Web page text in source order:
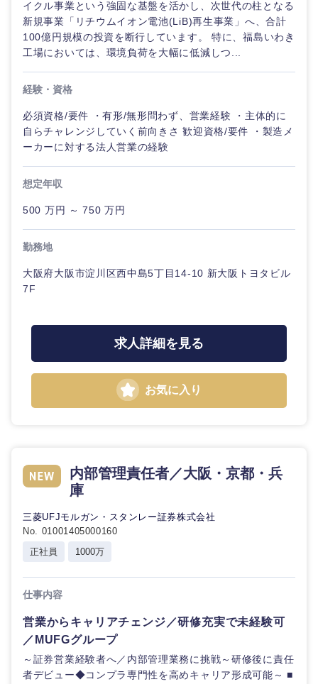
イクル事業という強固な基盤を活かし、次世代の柱となる
新規事業「リチウムイオン電池(LiB)再生事業」へ、合計
100億円規模の投資を断行しています。 特に、福島いわき
工場においては、環境負荷を大幅に低減しつ...
経験・資格
必須資格/要件 ・有形/無形問わず、営業経験 ・主体的に
自らチャレンジしていく前向きさ 歓迎資格/要件 ・製造メ
ーカーに対する法人営業の経験
想定年収
500 万円 ～ 750 万円
勤務地
大阪府大阪市淀川区西中島5丁目14-10 新大阪トヨタビル
7F
求人詳細を見る
お気に入り
内部管理責任者／大阪・京都・兵
庫
三菱UFJモルガン・スタンレー証券株式会社
No. 01001405000160
正社員
1000万
仕事内容
営業からキャリアチェンジ／研修充実で未経験可
／MUFGグループ
～証券営業経験者へ／内部管理業務に挑戦～研修後に責任
者デビュー◆コンプラ専門性を高めキャリア形成可能～ ■